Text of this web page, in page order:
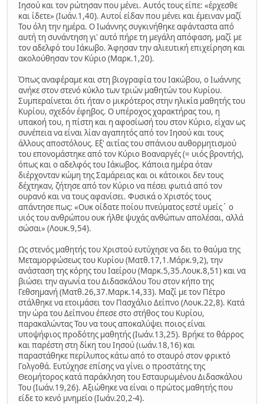
Ιησού και τον ρώτησαν που μένει. Αυτός τους είπε: «έρχεσθε
και ίδετε» (Ιωάν.1,40). Αυτοί είδαν που μένει και έμειναν μαζί
Του όλη την ημέρα. Ο Ιωάννης συγκινήθηκε αφάνταστα από
αυτή τη συνάντηση γι' αυτό πήρε τη μεγάλη απόφαση, μαζί με
τον αδελφό του Ιάκωβο. Άφησαν την αλιευτική επιχείρηση και
ακολούθησαν τον Κύριο (Μαρκ.1,20).
Όπως αναφέραμε και στη βιογραφία του Ιακώβου, ο Ιωάννης
ανήκε στον στενό κύκλο των τριών μαθητών του Κυρίου.
Συμπεραίνεται ότι ήταν ο μικρότερος στην ηλικία μαθητής του
Κυρίου, σχεδόν έφηβος. Ο υπέροχος χαρακτήρας του, η
υπακοή του, η πίστη και η αφοσίωσή του στον Κύριο, είχαν ως
συνέπεια να είναι λίαν αγαπητός από τον Ιησού και τους
άλλους αποστόλους. Εξ' αιτίας του σπάνιου αυθορμητισμού
του επονομάστηκε από τον Κύριο Βοαναργές (= υιός βροντής),
όπως και ο αδελφός του Ιάκωβος. Κάποια ημέρα όταν
διέρχονταν κώμη της Σαμάρειας και οι κάτοικοι δεν τους
δέχτηκαν, ζήτησε από τον Κύριο να πέσει φωτιά από τον
ουρανό και να τους αφανίσει. Φυσικά ο Χριστός τους
απάντησε πως: «Ουκ οίδατε ποίου πνεύματος εστέ υμείς΄ ο
υιός του ανθρώπου ουκ ήλθε ψυχάς ανθώπων απολέσαι, αλλά
σώσαι» (Λουκ.9,54).
Ως στενός μαθητής του Χριστού ευτύχησε να δει το θαύμα της
Μεταμορφώσεως του Κυρίου (Ματθ.17,1.Μάρκ.9,2), την
ανάσταση της κόρης του Ιαείρου (Μαρκ.5,35.Λουκ.8,51) και να
βιώσει την αγωνία του Διδασκάλου Του στον κήπο της
Γεθσημανή (Ματθ.26,37.Μαρκ.14,33). Μαζί με τον Πέτρο
στάλθηκε να ετοιμάσει τον Πασχάλιο Δείπνο (Λουκ.22,8). Κατά
την ώρα του Δείπνου έπεσε στο στήθος του Κυρίου,
παρακαλώντας Του να τους αποκαλύψει ποιος είναι
υποψήφιος προδότης μαθητής (Ιωάν.13,25). Βρήκε το θάρρος
και παρέστη στη δίκη του Ιησού (ιωάν.18,16) και
παραστάθηκε περίλυπος κάτω από το σταυρό στον φρικτό
Γολγοθά. Ευτύχησε επίσης να γίνει ο προστάτης της
Θεομήτορος κατά παράκληση του Εσταυρωμένου Διδασκάλου
Του (Ιωάν.19,26). Αξιώθηκε να είναι ο πρώτος μαθητής που
είδε το κενό μνημείο (Ιωάν.20,2-4).